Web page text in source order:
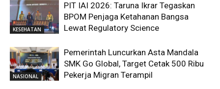
KESEHATAN
PIT IAI 2026: Taruna Ikrar Tegaskan
BPOM Penjaga Ketahanan Bangsa
Lewat Regulatory Science
NASIONAL
Pemerintah Luncurkan Asta Mandala
SMK Go Global, Target Cetak 500 Ribu
Pekerja Migran Terampil